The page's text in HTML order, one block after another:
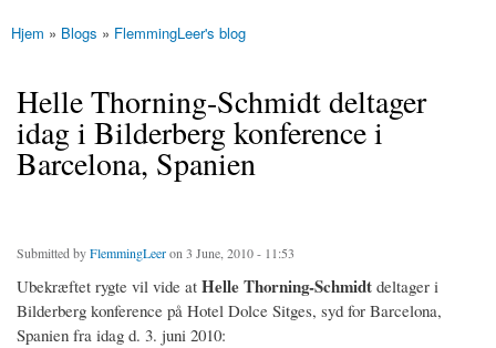
You are here
Hjem » Blogs » FlemmingLeer's blog
Helle Thorning-Schmidt deltager
idag i Bilderberg konference i
Barcelona, Spanien
Submitted byFlemmingLeeron 3 June, 2010 - 11:53
Ubekræftet rygte vil vide at Helle Thorning-Schmidt deltager i
Bilderberg konference på Hotel Dolce Sitges, syd for Barcelona,
Spanien fra idag d. 3. juni 2010: